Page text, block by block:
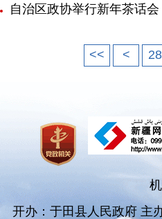
自治区政协举行新年茶话会
<< < 28
开办：于田县人民政府 主